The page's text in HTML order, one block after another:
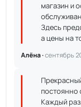
магазин и
Здесь
а цены на
Алёна ·сентябрь
постоянно
Каждый